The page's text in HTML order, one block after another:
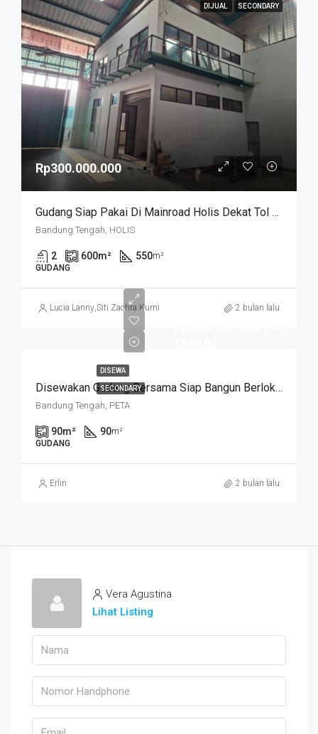
DIJUAL SECONDARY
Rp300.000.000
Gudang Siap Pakai Di Mainroad Holis Dekat Tol Pasir Koja
Bandung Tengah, HOLIS
2 600m² 550m²
GUDANG
Lucia Lanny,Siti Zachra Kurniasari 2 bulan lalu
DISEWA
SECONDARY Disewakan Gudang Bersama Siap Bangun Berlokasi Jl Peta Di Bandung Pusat, Dengan Tempat Parkir Luas
Bandung Tengah, PETA
90m² 90m²
GUDANG
Erlin 2 bulan lalu
Vera Agustina
Lihat Listing